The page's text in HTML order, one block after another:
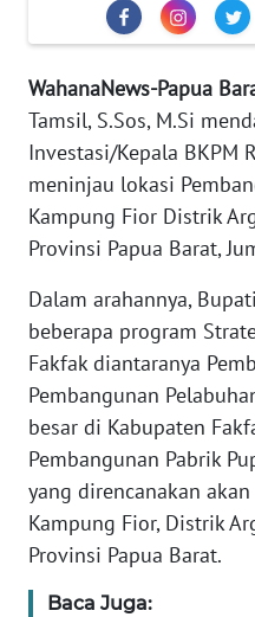
WahanaNews-Papua
Tamsil, S.Sos, M.Si
Investasi/Kepala BKPM
meninjau lokasi
Kampung Fior Distrik
Provinsi Papua Barat,
Dalam arahannya, Bupati
beberapa program
Fakfak diantaranya
Pembangunan
besar di Kabupaten
Pembangunan Pabrik
yang direncanakan
Kampung Fior, Distrik
Provinsi Papua Barat.
Baca Juga:
PEDOMAN
MEDIA
SIBER
REDAKSI
KARIR
DISCLAIMER
Wahana
News
Regional
WN
SUMUT
WN
JAKARTA